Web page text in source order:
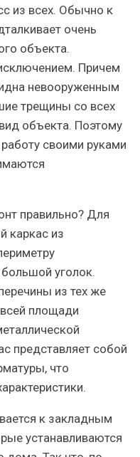
из всех. Обычно к
очень
объекта.
Причем
невооруженным
трещины со всех
объекта. Поэтому
своими руками
правильно? Для
каркас из
уголок.
из тех же
площади
представляет собой
что
к закладным
устанавливаются